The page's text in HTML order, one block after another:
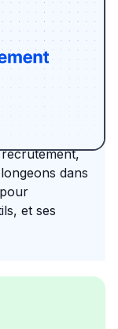
et
et
Un
rodé est
dans
et ses